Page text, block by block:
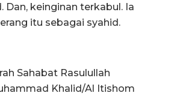
Dan, keinginan terkabul. Ia
itu sebagai syahid.
Sahabat Rasulullah
Khalid/Al Itishom